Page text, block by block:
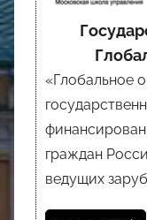
«Глобальное
граждан
ведущих